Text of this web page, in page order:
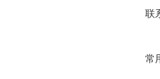
联
常